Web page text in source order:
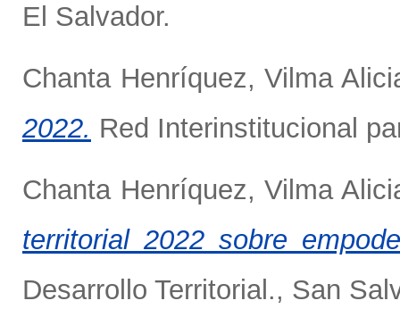
El Salvador.
Chanta Henríquez, Vilma
2022. Red Interinstitucional
Chanta Henríquez, Vilma
territorial 2022 sobre
Desarrollo Territorial., San